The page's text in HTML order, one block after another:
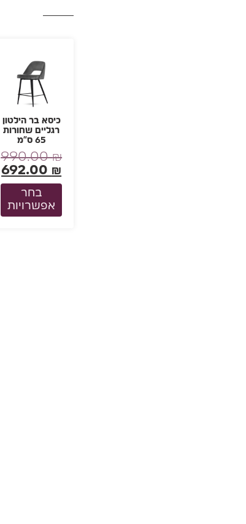
כיסא בר הילטון
רגליים שחורות
65 ס"מ
990.00₪
692.00 ₪
בחר
אפשרויות